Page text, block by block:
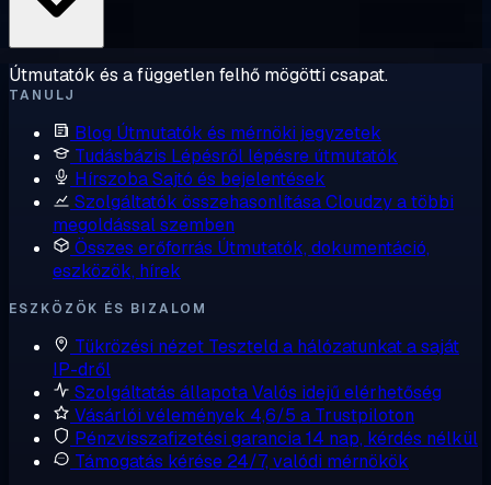
Útmutatók és a független felhő mögötti csapat.
TANULJ
Blog Útmutatók és mérnöki jegyzetek
Tudásbázis Lépésről lépésre útmutatók
HírszobaSajtó és bejelentések
Szolgáltatók összehasonlításaCloudzy a többi
megoldással szemben
Összes erőforrás Útmutatók, dokumentáció,
eszközök, hírek
ESZKÖZÖK ÉS BIZALOM
Tükrözési nézet Teszteld a hálózatunkat a saját
IP-dről
Szolgáltatás állapotaValós idejű elérhetőség
Vásárlói vélemények 4,6/5 a Trustpiloton
Pénzvisszafizetési garancia14 nap, kérdés nélkül
Támogatás kérése 24/7, valódi mérnökök